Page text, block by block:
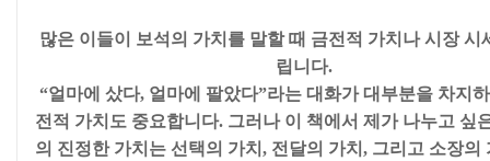
많은 이들이 보석의 가치를 말할 때 금전적 가치나 시장 시
립니다.
“얼마에 샀다, 얼마에 팔았다”라는 대화가 대부분을 차지
전적 가치도 중요합니다. 그러나 이 책에서 제가 나누고 싶
의 진정한 가치는 선택의 가치, 전달의 가치, 그리고 소장의